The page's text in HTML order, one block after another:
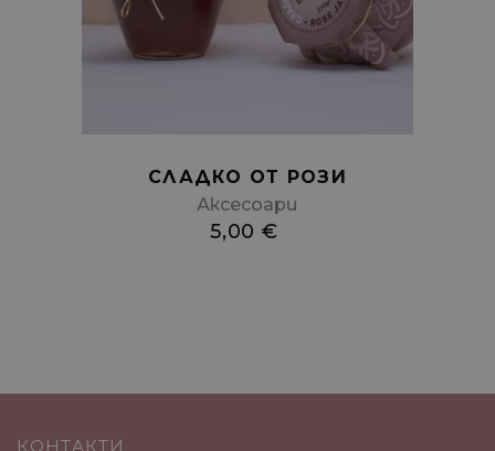
СЛАДКО ОТ РОЗИ
Аксесоари
5,00€
КОНТАКТИ